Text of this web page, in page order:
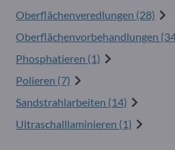
Oberflächenveredlungen (28)
Oberflächenvorbehandlungen
Phosphatieren (1)
Polieren (7)
Sandstrahlarbeiten (14)
Ultraschalllaminieren (1)